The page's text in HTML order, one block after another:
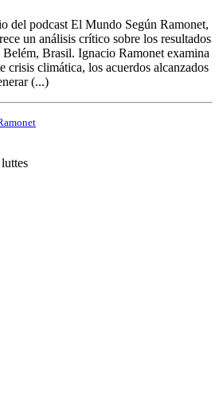
del podcast El Mundo Según Ramonet,
un análisis crítico sobre los resultados
Brasil. Ignacio Ramonet examina
crisis climática, los acuerdos alcanzados
(...)